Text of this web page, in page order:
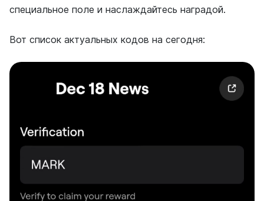
специальное поле и наслаждайтесь наградой.
Вот список актуальных кодов на сегодня: